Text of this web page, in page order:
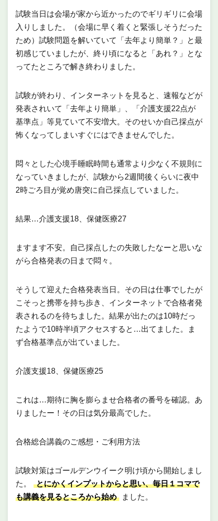
試験当日は会場が家から近かったのでギリギリに会場
入りしました。（会場に早く着くと緊張しそうだった
ため）試験問題を解いていて「去年より簡単？」と最
初感じていましたが、終り頃になると「あれ？」とな
ってたところで解き終わりました。
試験が終わり、インターネットを見ると、速報などが
発表されいて「去年より簡単」、「介護支援22点が
基準点」等見ていて不安増大。そのせいか自己採点が
怖くなってしまいすぐにはできませんでした。
悶々とした心境手睡眠時間も通常より少なく不規則に
なっていきましたが、試験から2週間後くらいに夜中
2時ごろ目が覚め唐突に自己採点していました。
結果…介護支援18、保健医療27
ますます不安。自己採点したの失敗したなーと思いな
がら合格発表の日まで悶々。
そうして迎えた合格発表当日。その日は仕事でしたが
こそっと携帯を持ち歩き、インターネットで合格者発
表されるのを待ちました。結果が出たのは10時だっ
たようで10時半頃アクセスすると…出てました。ま
ず合格基準点が出ていました。
介護支援18、保健医療25
これは…期待に胸を膨らませ合格者の番号を確認。あ
りましたー！その日は気分最高でした。
合格総合講義のご感想・ご利用方法
試験対策はゴールデンウイーク明け頃から開始しまし
た。
とにかくインプットからと思い、毎日１コマで
も講義を見るところから始め
ました。